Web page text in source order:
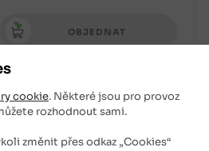
cookie. Některé jsou pro provoz
rozhodnout sami.
změnit přes odkaz „Cookies“
OBJEDNAT